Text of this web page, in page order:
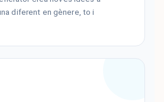
diferent en gènere, to i